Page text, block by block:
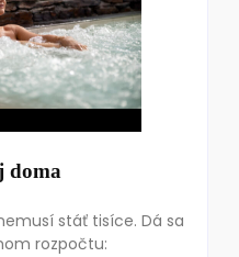
doma
stáť tisíce. Dá sa
rozpočtu: